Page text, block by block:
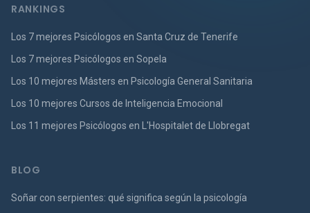
RANKINGS
Los 7 mejores Psicólogos en Santa Cruz de Tenerife
Los 7 mejores Psicólogos en Sopela
Los 10 mejores Másters en Psicología General Sanitaria
Los 10 mejores Cursos de Inteligencia Emocional
Los 11 mejores Psicólogos en L'Hospitalet de Llobregat
BLOG
Soñar con serpientes: qué significa según la psicología